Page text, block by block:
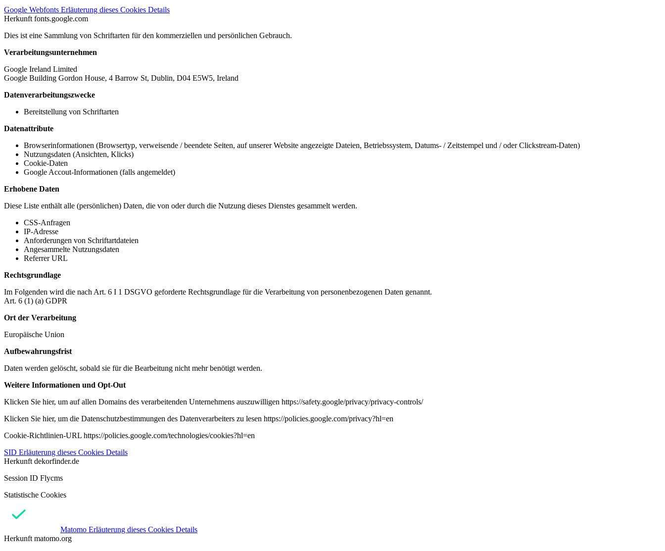
Google Webfonts Erläuterung dieses Cookies Details
Herkunft fonts.google.com
Dies ist eine Sammlung von Schriftarten für den kommerziellen und persönlichen Gebrauch.
Verarbeitungsunternehmen
Google Ireland Limited
Google Building Gordon House, 4 Barrow St, Dublin, D04 E5W5, Ireland
Datenverarbeitungszwecke
Bereitstellung von Schriftarten
Datenattribute
Browserinformationen (Browsertyp, verweisende / beendete Seiten, auf unserer Website angezeigte Dateien, Betriebssystem, Datums- / Zeitstempel und / oder Clickstream-Daten)
Nutzungsdaten (Ansichten, Klicks)
Cookie-Daten
Google Accout-Informationen (falls angemeldet)
Erhobene Daten
Diese Liste enthält alle (persönlichen) Daten, die von oder durch die Nutzung dieses Dienstes gesammelt werden.
CSS-Anfragen
IP-Adresse
Anforderungen von Schriftartdateien
Angesammelte Nutzungsdaten
Referrer URL
Rechtsgrundlage
Im Folgenden wird die nach Art. 6 I 1 DSGVO geforderte Rechtsgrundlage für die Verarbeitung von personenbezogenen Daten genannt.
Art. 6 (1) (a) GDPR
Ort der Verarbeitung
Europäische Union
Aufbewahrungsfrist
Daten werden gelöscht, sobald sie für die Bearbeitung nicht mehr benötigt werden.
Weitere Informationen und Opt-Out
Klicken Sie hier, um auf allen Domains des verarbeitenden Unternehmens auszuwilligen https://safety.google/privacy/privacy-controls/
Klicken Sie hier, um die Datenschutzbestimmungen des Datenverarbeiters zu lesen https://policies.google.com/privacy?hl=en
Cookie-Richtlinien-URL https://policies.google.com/technologies/cookies?hl=en
SID Erläuterung dieses Cookies Details
Herkunft dekorfinder.de
Session ID Flycms
Statistische Cookies
Matomo Erläuterung dieses Cookies Details
Herkunft matomo.org